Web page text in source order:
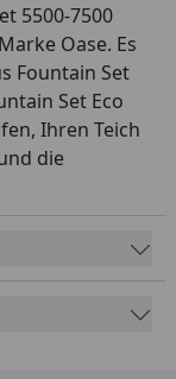
5500-7500
Oase. Es
Fountain Set
Set Eco
Ihren Teich
die
zu
Ihnen ein
das Ihren Teich